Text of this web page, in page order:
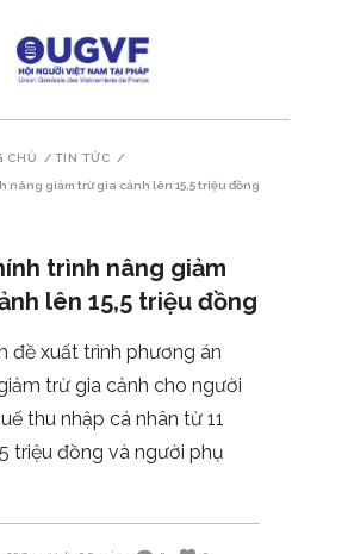
CHỦ / TIN TỨC /
nâng giảm trừ gia cảnh lên 15,5 triệu đồng
trình nâng giảm
lên 15,5 triệu đồng
đề xuất trình phương án
trừ gia cảnh cho người
thu nhập cá nhân từ 11
triệu đồng và người phụ